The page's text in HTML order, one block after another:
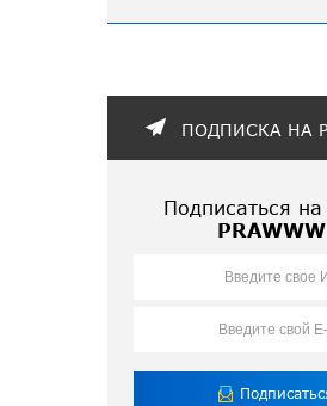
ПОДПИСКА НА
Подписаться на